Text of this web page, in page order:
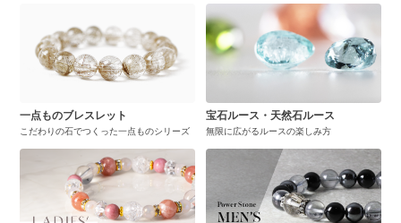
一点ものブレスレット
こだわりの石でつくった一点ものシリーズ
宝石ルース・天然石ルース
無限に広がるルースの楽しみ方